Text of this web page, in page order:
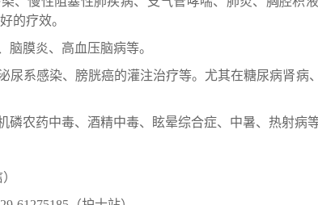
的疗效。
脑膜炎、高血压脑病等。
尿系感染、膀胱癌的灌注治疗等。尤其在糖尿病肾病
磷农药中毒、酒精中毒、眩晕综合症、中暑、热射病等